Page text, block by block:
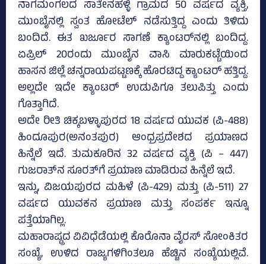
ನಾಗಮಂಗಲದ ಸಾತೇನಹಳ್ಳಿ ಗ್ರಾಮದ 50 ವರ್ಷದ ವ್ಯಕ್ತಿ,
ಮುಂಬೈನಲ್ಲಿ ಸ್ವಂತ ಹೋಟೆಲ್‌ ನಡೆಸುತ್ತಿದ್ದ ಎಂದು ತಿಳಿದು
ಬಂದಿದೆ. ಈತ ಖರ್ಜೂರ ಸಾಗಣೆ ಕ್ಯಾಂಟರ್‌ನಲ್ಲಿ ಬಂದಿದ್ದ.
ಏಪ್ರಿಲ್‌ 20ರಂದು ಮುಂಬೈನ ವಾಸಿ ಮಾರುಕಟ್ಟೆಯಿಂದ
ಹಾಸನ ಜಿಲ್ಲೆ ಚನ್ನರಾಯಪಟ್ಟಣಕ್ಕೆ ಹೊರಟಿದ್ದ ಕ್ಯಾಂಟರ್‌ ಹತ್ತಿದ್ದ.
ಅಲ್ಲದೇ ಇದೇ ಕ್ಯಾಂಟರ್‌ ಉಡುಪಿಗೂ ತಲುಪಿತ್ತು ಎಂದು
ಗೊತ್ತಾಗಿದೆ.
ಅದೇ ರೀತಿ ಚಿಕ್ಕಬಳ್ಳಾಪುರದ 18 ವರ್ಷದ ಯುವಕ (ಪಿ-488)
ಹಿಂದೂಪುರ(ಅನಂತಪುರ) ಆಂಧ್ರಪ್ರದೇಶದ ಪ್ರಯಾಣದ
ಹಿನ್ನೆಲೆ ಇದೆ. ತುಮಕೂರಿನ 32 ವರ್ಷದ ವ್ಯಕ್ತಿ (ಪಿ – 447)
ಗುಜರಾತ್‌ನ ಸೂರತ್‌ಗೆ ಪ್ರಯಾಣ ಮಾಡಿರುವ ಹಿನ್ನೆಲೆ ಇದೆ.
ಇನ್ನು, ವಿಜಯಪುರದ ಮಹಿಳೆ (ಪಿ-429) ಮತ್ತು (ಪಿ-511) 27
ವರ್ಷದ ಯುವಕನ ಪ್ರಯಾಣ ಮತ್ತು ಸಂಪರ್ಕ ಇನ್ನೂ
ಪತ್ತೆಯಾಗಿಲ್ಲ.
ಮಹಾರಾಷ್ಟ್ರದ ವಿವಿಧೆಡೆಯಲ್ಲಿ ಕೊರೊನಾ ವೈರಸ್‌ ಸೋಂಕಿತರ
ಸಂಖ್ಯೆ, ಉಳಿದ ರಾಜ್ಯಗಳಿಗಿಂತಲೂ ಹೆಚ್ಚಿನ ಸಂಖ್ಯೆಯಲ್ಲಿವೆ.